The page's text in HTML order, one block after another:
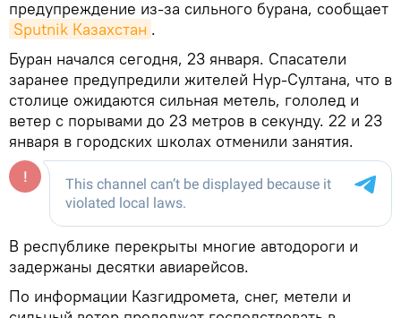
предупреждение из-за сильного бурана, сообщает
Sputnik Казахстан .
Буран начался сегодня, 23 января. Спасатели
заранее предупредили жителей Нур-Султана, что в
столице ожидаются сильная метель, гололед и
ветер с порывами до 23 метров в секунду. 22 и 23
января в городских школах отменили занятия.
В республике перекрыты многие автодороги и
задержаны десятки авиарейсов.
По информации Казгидромета, снег, метели и